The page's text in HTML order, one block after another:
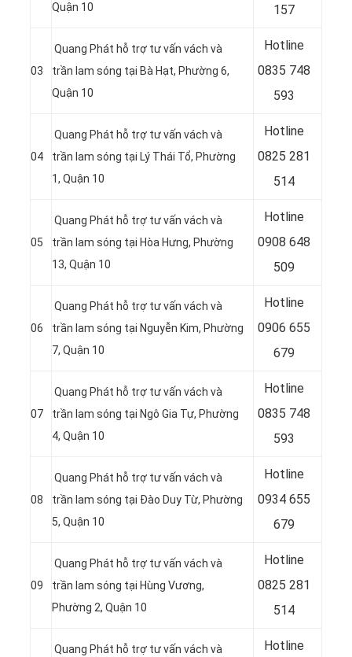
Quận 10
157
03
Quang Phát hỗ trợ tư vấn vách và
trần lam sóng tại Bà Hạt, Phường 6,
Quận 10
Hotline
0835 748
593
04
Quang Phát hỗ trợ tư vấn vách và
trần lam sóng tại Lý Thái Tổ, Phường
1, Quận 10
Hotline
0825 281
514
05
Quang Phát hỗ trợ tư vấn vách và
trần lam sóng tại Hòa Hưng, Phường
13, Quận 10
Hotline
0908 648
509
06
Quang Phát hỗ trợ tư vấn vách và
trần lam sóng tại Nguyễn Kim, Phường
7, Quận 10
Hotline
0906 655
679
07
Quang Phát hỗ trợ tư vấn vách và
trần lam sóng tại Ngô Gia Tự, Phường
4, Quận 10
Hotline
0835 748
593
08
Quang Phát hỗ trợ tư vấn vách và
trần lam sóng tại Đào Duy Từ, Phường
5, Quận 10
Hotline
0934 655
679
09
Quang Phát hỗ trợ tư vấn vách và
trần lam sóng tại Hùng Vương,
Phường 2, Quận 10
Hotline
0825 281
514
Quang Phát hỗ trợ tư vấn vách và
Hotline